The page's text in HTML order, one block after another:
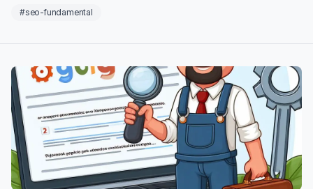
#seo-fundamental